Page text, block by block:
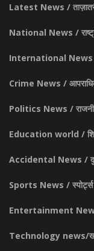
Latest News /
National News /
International News /
Crime News /
Politics News /
Education world /
Accidental News /
Sports News /
Entertainment
Technology news/